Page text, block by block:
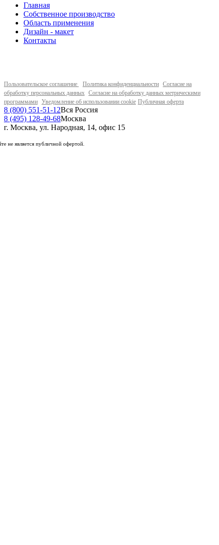
Главная
Собственное производство
Область применения
Дизайн - макет
Контакты
Пользовательское соглашение Политика конфиденциальности Согласие на
обработку персональных данных Согласие на обработку данных метрическими
программами Уведомление об использовании cookie Публичная оферта
8 (800) 551-51-12Вся Россия
8 (495) 128-49-68Москва
г. Москва, ул. Народная, 14, офис 15
не является публичной офертой.